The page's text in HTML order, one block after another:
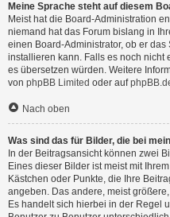
Meine Sprache steht auf diesem
Meist hat die Board-Administration
niemand hat das Forum bislang in
einen Board-Administrator, ob er
installieren kann. Falls es noch nicht
es übersetzen würden. Weitere
von phpBB Limited oder auf
Nach oben
Was sind das für Bilder, die bei
In der Beitragsansicht können zwei
Eines dieser Bilder ist meist mit
Kästchen oder Punkte, die Ihre
angeben. Das andere, meist
Es handelt sich hierbei in der Regel